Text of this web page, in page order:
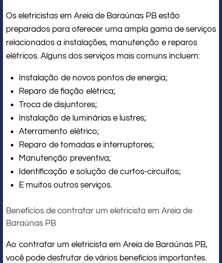
Os eletricistas em Areia de Baraúnas PB estão
preparados para oferecer uma ampla gama de serviços
relacionados a instalações, manutenção e reparos
elétricos. Alguns dos serviços mais comuns incluem:
Instalação de novos pontos de energia;
Reparo de fiação elétrica;
Troca de disjuntores;
Instalação de luminárias e lustres;
Aterramento elétrico;
Reparo de tomadas e interruptores;
Manutenção preventiva;
Identificação e solução de curtos-circuitos;
E muitos outros serviços.
Benefícios de contratar um eletricista em Areia de
Baraúnas PB
Ao contratar um eletricista em Areia de Baraúnas PB,
você pode desfrutar de vários benefícios importantes.